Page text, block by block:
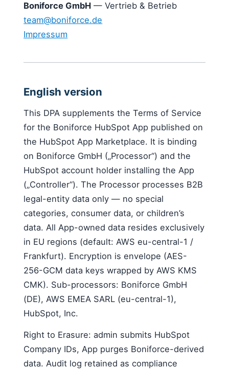
Boniforce GmbH — Vertrieb & Betrieb
team@boniforce.de
Impressum
English version
This DPA supplements the Terms of Service
for the Boniforce HubSpot App published on
the HubSpot App Marketplace. It is binding
on Boniforce GmbH („Processor“) and the
HubSpot account holder installing the App
(„Controller“). The Processor processes B2B
legal-entity data only — no special
categories, consumer data, or children’s
data. All App-owned data resides exclusively
in EU regions (default: AWS eu-central-1 /
Frankfurt). Encryption is envelope (AES-
256-GCM data keys wrapped by AWS KMS
CMK). Sub-processors: Boniforce GmbH
(DE), AWS EMEA SARL (eu-central-1),
HubSpot, Inc.
Right to Erasure: admin submits HubSpot
Company IDs, App purges Boniforce-derived
data. Audit log retained as compliance